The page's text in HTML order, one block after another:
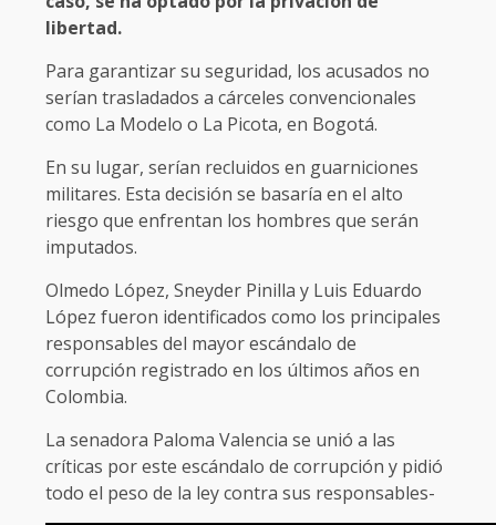
libertad.
Para garantizar su seguridad, los acusados no
serían trasladados a cárceles convencionales
como La Modelo o La Picota, en Bogotá.
En su lugar, serían recluidos en guarniciones
militares. Esta decisión se basaría en el alto
riesgo que enfrentan los hombres que serán
imputados.
Olmedo López, Sneyder Pinilla y Luis Eduardo
López fueron identificados como los principales
responsables del mayor escándalo de
corrupción registrado en los últimos años en
Colombia.
La senadora Paloma Valencia se unió a las
críticas por este escándalo de corrupción y pidió
todo el peso de la ley contra sus responsables-